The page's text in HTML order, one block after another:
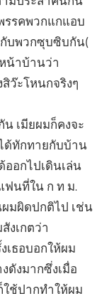
รรคพวกแกแอบ
กับพวกซุบซิบกัน(
น้าบ้านว่า
ว๊ะโหนกจริงๆ
น เมียผมก็คงจะ
ด้ทักทายกับบ้าน
อกไปเดินเล่น
ฟนที่ใน ก ท ม.
มผิดปกติไป เช่น
งเกตว่า
เธอบอกให้ผม
ดังมากซึ่งเมื่อ
ใช้ปากทำให้ผม